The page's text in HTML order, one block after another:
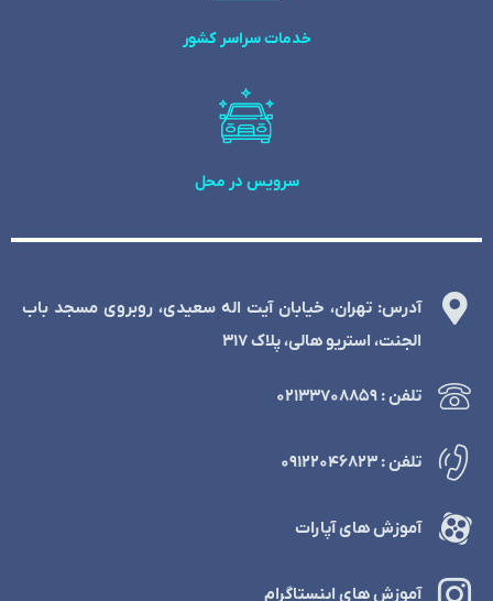
خدمات سراسر کشور
سرویس در محل
آدرس: تهران، خیابان آیت اله سعیدی، روبروی مسجد باب
الجنت، استریو هالی، پلاک 317
تلفن : ۰۲۱۳۳۷۰۸۸۵۹
تلفن : ۰۹۱۲۲۰۴۶۸۲۳
آموزش های آپارات
آموزش های اینستاگرام